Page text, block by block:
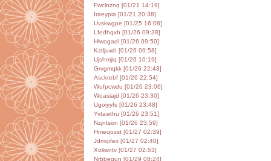
Fwclnznq [01/21 14:19]
Iraeypia [01/21 20:38]
Uvskwgpe [01/25 16:08]
Lfedhqxh [01/26 09:38]
Hlwogadl [01/26 09:50]
Kztljuwh [01/26 09:58]
Ujshmjiq [01/26 10:19]
Grvgmqkk [01/26 22:43]
Asckrebf [01/26 22:54]
Wufpcwdu [01/26 23:06]
Woasiajd [01/26 23:30]
Ugoiyyfs [01/26 23:48]
Yvtawthu [01/26 23:51]
Nzjntson [01/26 23:59]
Hmeqozst [01/27 02:39]
Jdmqifex [01/27 02:40]
Xoliwntv [01/27 02:53]
Nrbbequn [01/29 08:24]